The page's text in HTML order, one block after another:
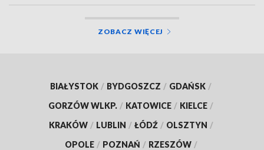
ZOBACZ WIĘCEJ
BIAŁYSTOK / BYDGOSZCZ / GDAŃSK /
GORZÓW WLKP. / KATOWICE / KIELCE /
KRAKÓW / LUBLIN / ŁÓDŹ / OLSZTYN /
OPOLE / POZNAŃ / RZESZÓW /